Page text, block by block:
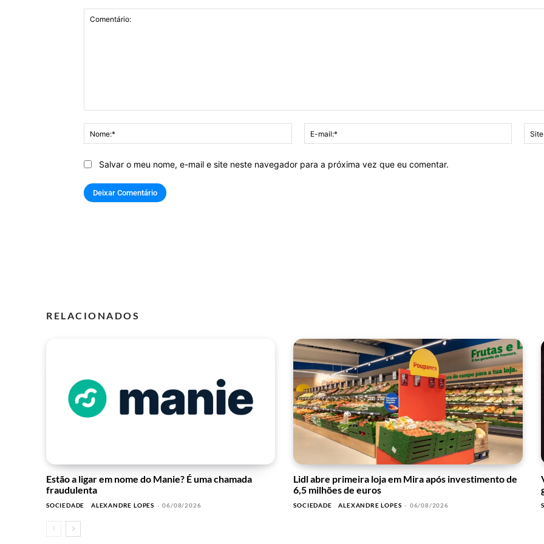
Nome:*
mail:*
Salvar o meu nome, e-mail e site neste navegador para a próxima vez que eu comentar.
RELACIONADOS
Estão a ligar em nome do Manie? É uma chamada
fraudulenta
SOCIEDADE ALEXANDRE LOPES - 06/08/2026
Lidl abre primeira loja em Mira após investimento de
6,5 milhões de euros
SOCIEDADE ALEXANDRE LOPES - 06/08/2026